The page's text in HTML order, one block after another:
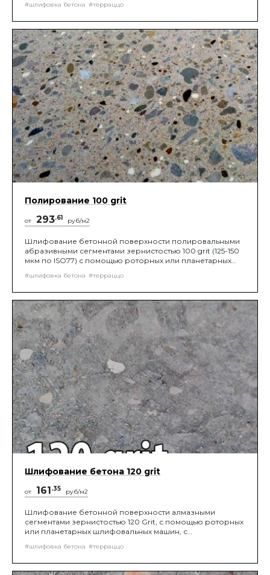
шероховатости поверхности.
#шлифовка бетона #терраццо
Полирование 100 grit
от 293.61 руб/м2
Шлифование бетонной поверхности полировальными
абразивными сегментами зернистостью 100 grit (125-150
мкм по ISO77) с помощью роторных или планетарных
шероховатости поверхности.
#шлифовка бетона #терраццо
Шлифование бетона 120 grit
от 161.35 руб/м2
Шлифование бетонной поверхности алмазными
сегментами зернистостью 120 Grit, с помощью роторных
или планетарных шлифовальных машин, с
получения нужной шероховатости поверхности.
#шлифовка бетона #терраццо